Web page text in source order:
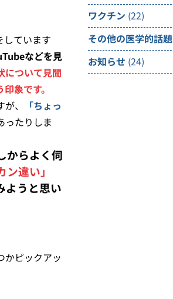
しています
などを見
について見聞
象です。
、
「ちょっ
ったりしま
からよく伺
違い」
ようと思い
かピックアッ
ワクチン (22)
その他の医学的話題
お知らせ (24)